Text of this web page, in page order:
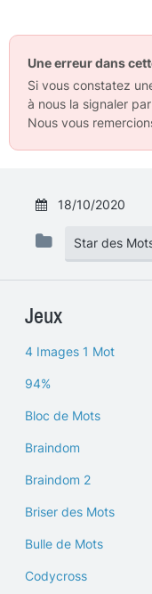
Une erreur dans
Si vous constatez
à nous la signaler
Nous vous
18/10/2020
Star des
Jeux
4 Images 1 Mot
94%
Bloc de Mots
Braindom
Braindom 2
Briser des Mots
Bulle de Mots
Codycross